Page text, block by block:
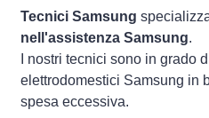
Tecnici Samsung
nell'assistenza Samsung.
I nostri tecnici sono in grado
elettrodomestici Samsung in
spesa eccessiva.